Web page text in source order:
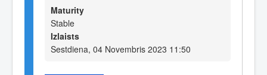
Maturity
Stable
Izlaists
Sestdiena, 04 Novembris 2023 11:50